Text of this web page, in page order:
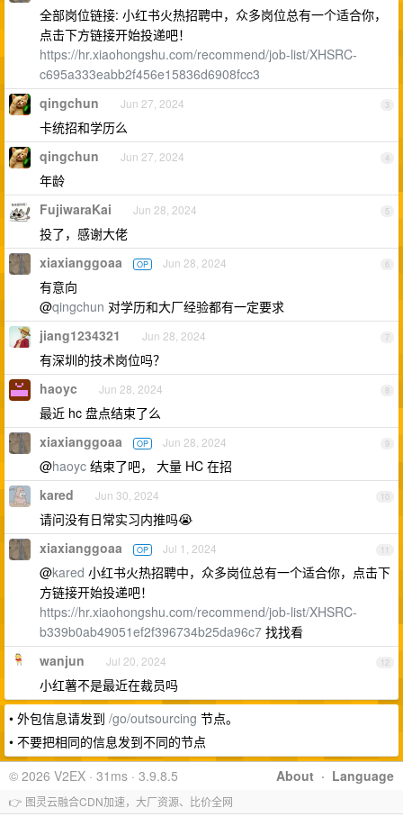
全部岗位链接: 小红书火热招聘中，众多岗位总有一个适合你，
点击下方链接开始投递吧！
https://hr.xiaohongshu.com/recommend/job-list/XHSRC-
c695a333eabb2f456e15836d6908fcc3
3
qingchun Jun 27, 2024
卡统招和学历么
4
qingchun Jun 27, 2024
年龄
5
FujiwaraKai Jun 28, 2024
投了，感谢大佬
6
xiaxianggoaa OP Jun 28, 2024
有意向
@qingchun 对学历和大厂经验都有一定要求
7
jiang1234321 Jun 28, 2024
有深圳的技术岗位吗？
8
haoyc Jun 28, 2024
最近 hc 盘点结束了么
9
xiaxianggoaa OP Jun 28, 2024
@haoyc 结束了吧， 大量 HC 在招
10
kared Jun 30, 2024
请问没有日常实习内推吗😭
11
xiaxianggoaa OP Jul 1, 2024
@kared 小红书火热招聘中，众多岗位总有一个适合你，点击下
方链接开始投递吧！
https://hr.xiaohongshu.com/recommend/job-list/XHSRC-
b339b0ab49051ef2f396734b25da96c7 找找看
12
wanjun Jul 20, 2024
小红薯不是最近在裁员吗
• 外包信息请发到 /go/outsourcing 节点。
• 不要把相同的信息发到不同的节点
About · Language
© 2026 V2EX · 31ms · 3.9.8.5
👉 图灵云融合CDN加速，大厂资源、比价全网